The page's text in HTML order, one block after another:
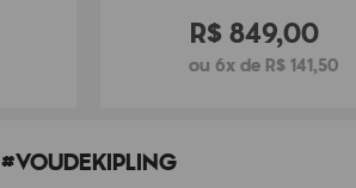
R$849,00
ou 6x de R$ 141,50
#VOUDEKIPLING